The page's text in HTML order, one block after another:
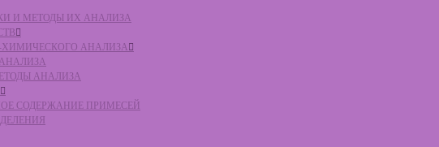
И МЕТОДЫ ИХ АНАЛИЗА
ХИМИЧЕСКОГО АНАЛИЗА
АНАЛИЗА
АНАЛИЗА
СОДЕРЖАНИЕ ПРИМЕСЕЙ